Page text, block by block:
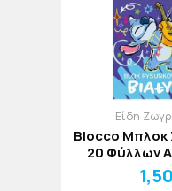
Είδη
Blocco Μπλοκ
20 Φύλλων